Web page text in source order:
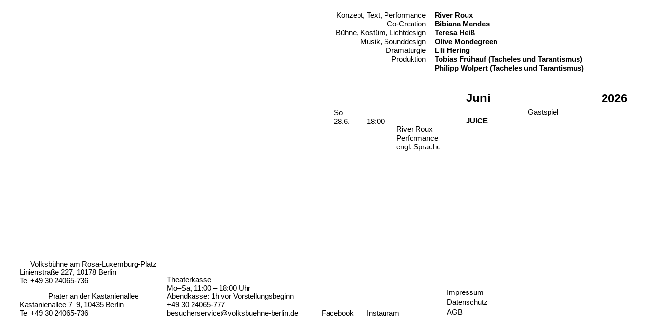
Team
Konzept, Text, Performance
River Roux
Co-Creation
Bibiana Mendes
Bühne, Kostüm, Lichtdesign
Teresa Heiß
Musik, Sounddesign
Olive Mondegreen
Dramaturgie
Lili Hering
Produktion
Tobias Frühauf (Tacheles und Tarantismus)
Philipp Wolpert (Tacheles und Tarantismus)
2026
Juni
Sonntag, 28. Juni 2026
So
28.6.
18:00
Gastspiel
JUICE
River Roux
Performance
engl. Sprache
Volksbühne am Rosa-Luxemburg-Platz
Linienstraße 227, 10178 Berlin
Tel +49 30 24065-736
Prater an der Kastanienallee
Kastanienallee 7–9, 10435 Berlin
Tel +49 30 24065-736
Theaterkasse
Mo–Sa, 11:00 – 18:00 Uhr
Abendkasse: 1h vor Vorstellungsbeginn
+49 30 24065-777
besucherservice@volksbuehne-berlin.de
Facebook Instagram
Impressum
Datenschutz
AGB